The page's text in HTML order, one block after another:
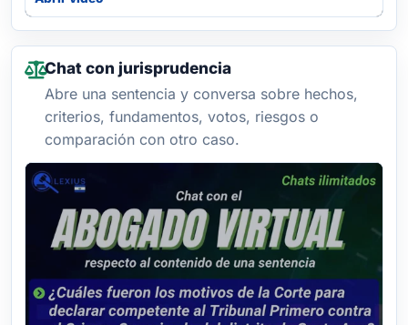
Chat con jurisprudencia
Abre una sentencia y conversa sobre hechos,
criterios, fundamentos, votos, riesgos o
comparación con otro caso.